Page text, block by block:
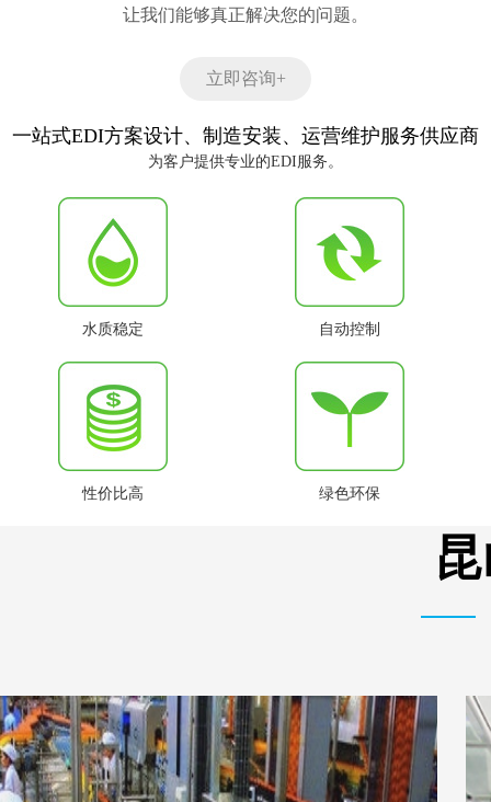
让我们能够真正解决您的问题。
立即咨询+
一站式EDI方案设计、制造安装、运营维护服务供应商
为客户提供专业的EDI服务。
水质稳定 自动控制
性价比高 绿色环保